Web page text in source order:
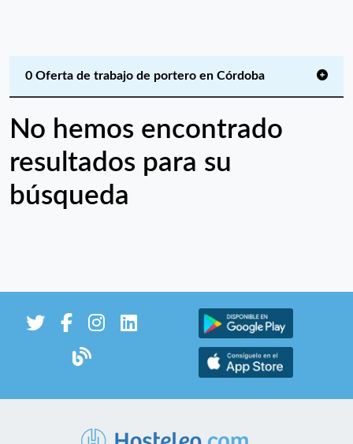
0 Oferta de trabajo de portero en Córdoba
No hemos encontrado
resultados para su
búsqueda